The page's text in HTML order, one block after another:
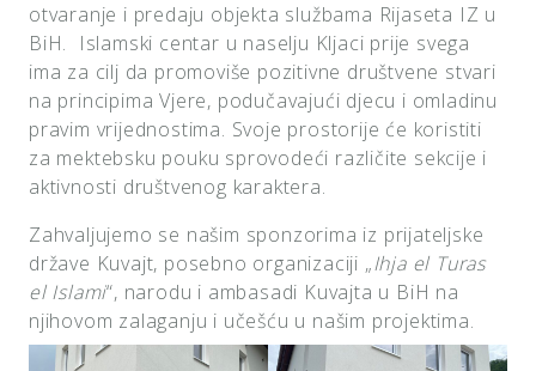
otvaranje i predaju objekta službama Rijaseta IZ u
BiH. Islamski centar u naselju Kljaci prije svega
ima za cilj da promoviše pozitivne društvene stvari
na principima Vjere, podučavajući djecu i omladinu
pravim vrijednostima. Svoje prostorije će koristiti
za mektebsku pouku sprovodeći različite sekcije i
aktivnosti društvenog karaktera.
Zahvaljujemo se našim sponzorima iz prijateljske
države Kuvajt, posebno organizaciji „Ihja el Turas
el Islami“, narodu i ambasadi Kuvajta u BiH na
njihovom zalaganju i učešću u našim projektima.